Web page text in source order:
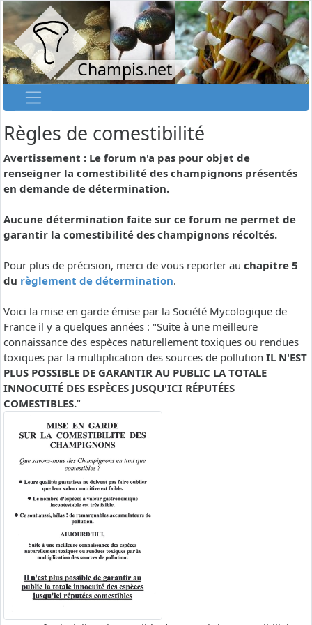
Champis.net
Règles de comestibilité
Avertissement : Le forum n'a pas pour objet de
renseigner la comestibilité des champignons présentés
en demande de détermination.
Aucune détermination faite sur ce forum ne permet de
garantir la comestibilité des champignons récoltés.
Pour plus de précision, merci de vous reporter au chapitre 5
du règlement de détermination.
Voici la mise en garde émise par la Société Mycologique de
France il y a quelques années : "Suite à une meilleure
connaissance des espèces naturellement toxiques ou rendues
toxiques par la multiplication des sources de pollution IL N'EST
PLUS POSSIBLE DE GARANTIR AU PUBLIC LA TOTALE
INNOCUITÉ DES ESPÈCES JUSQU'ICI RÉPUTÉES
COMESTIBLES."